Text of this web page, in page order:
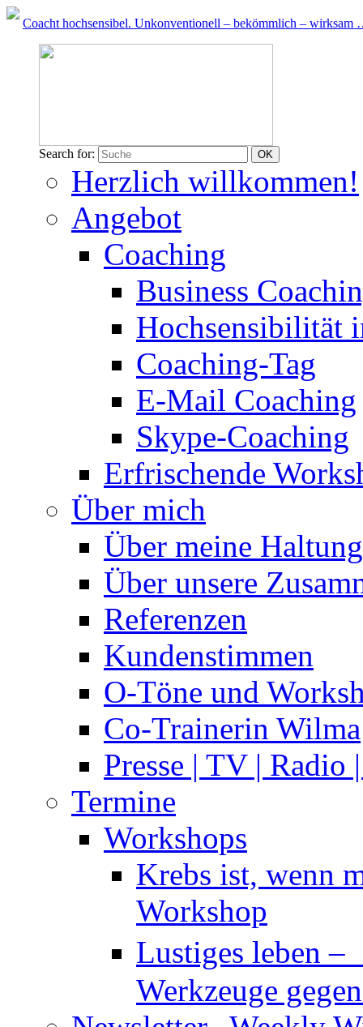
Coacht hochsensibel. Unkonventionell – bekömmlich – wirksam
Search for:
Herzlich willkommen!
Angebot
Coaching
Business
Hochsensibilität
Coaching-Tag
E-Mail Coaching
Skype-Coaching
Erfrischende
Über mich
Über meine Haltung
Über unsere
Referenzen
Kundenstimmen
O-Töne und
Co-Trainerin Wilma
Presse | TV | Radio
Termine
Workshops
Krebs ist, wenn
Workshop
Lustiges leben
Werkzeuge